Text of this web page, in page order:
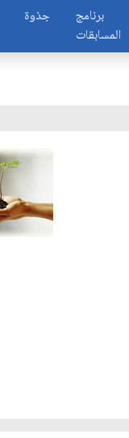
جذوة
برنامج
المسابقات